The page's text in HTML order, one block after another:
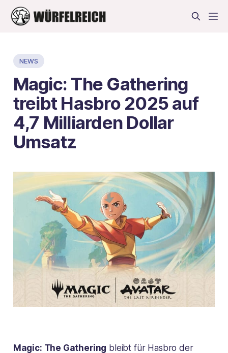
NEWS
Magic: The Gathering
treibt Hasbro 2025 auf
4,7 Milliarden Dollar
Umsatz
Magic: The Gathering bleibt für Hasbro der